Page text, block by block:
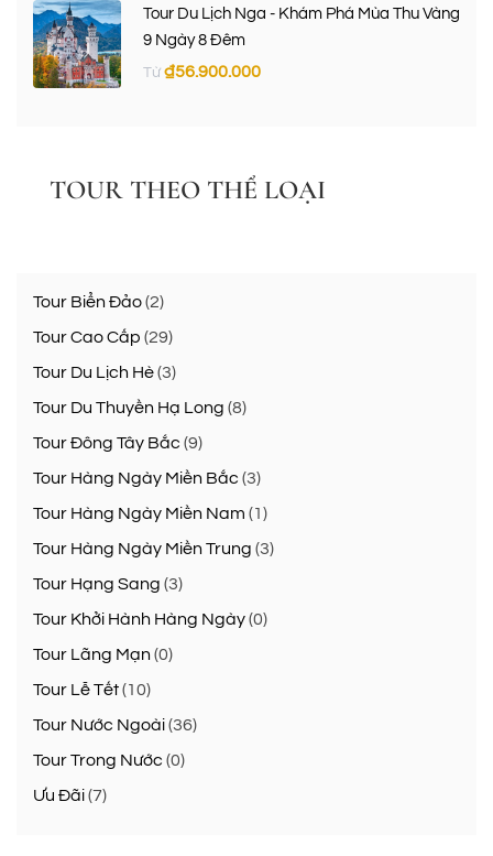
Tour Du Lịch Nga - Khám Phá Mùa Thu Vàng
9 Ngày 8 Đêm
Từ ₫56.900.000
TOUR THEO THỂ LOẠI
Tour Biển Đảo(2)
Tour Cao Cấp (29)
Tour Du Lịch Hè(3)
Tour Du Thuyền Hạ Long (8)
Tour Đông Tây Bắc (9)
Tour Hàng Ngày Miền Bắc (3)
Tour Hàng Ngày Miền Nam (1)
Tour Hàng Ngày Miền Trung (3)
Tour Hạng Sang (3)
Tour Khởi Hành Hàng Ngày(0)
Tour Lãng Mạn(0)
Tour Lễ Tết(10)
Tour Nước Ngoài(36)
Tour Trong Nước (0)
Ưu Đãi(7)